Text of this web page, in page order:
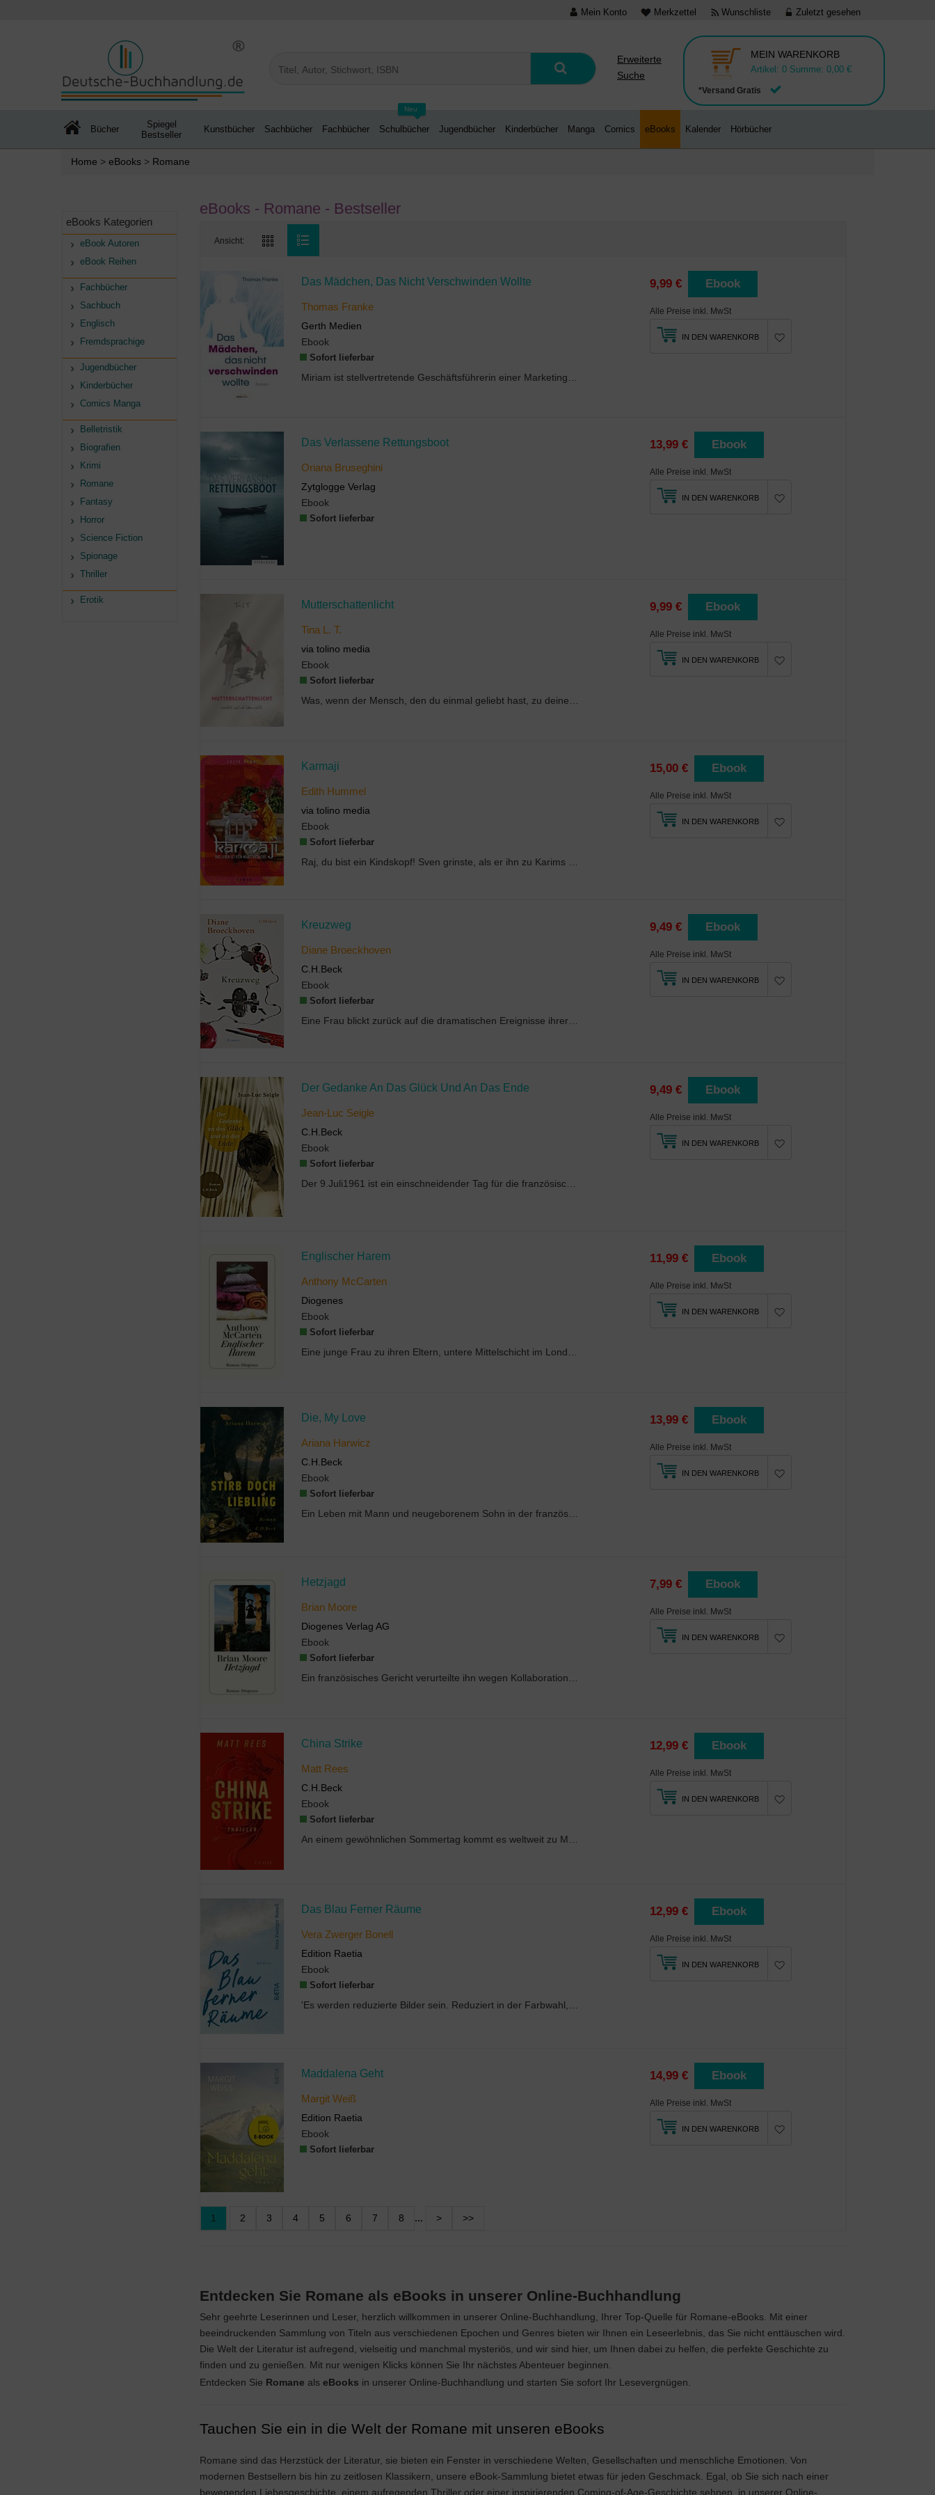
Mein Konto Merkzettel Wunschliste Zuletzt gesehen
Erweiterte
Suche
*Versand Gratis
MEIN WARENKORB
Artikel: 0 Summe: 0,00 €
Bücher
Spiegel
Bestseller
Kunstbücher Sachbücher Fachbücher
Neu
Schulbücher Jugendbücher Kinderbücher Manga Comics eBooks Kalender Hörbücher
Home > eBooks > Romane
eBooks Kategorien
eBook Autoren
eBook Reihen
Fachbücher
Sachbuch
Englisch
Fremdsprachige
Jugendbücher
Kinderbücher
Comics Manga
Belletristik
Biografien
Krimi
Romane
Fantasy
Horror
Science Fiction
Spionage
Thriller
Erotik
eBooks - Romane - Bestseller
Ansicht:
Das Mädchen, Das Nicht Verschwinden Wollte
Thomas Franke
Gerth Medien
Ebook
Sofort lieferbar
9,99 € Ebook
Alle Preise inkl. MwSt
IN DEN WARENKORB
Das Verlassene Rettungsboot
Oriana Bruseghini
Zytglogge Verlag
Ebook
Sofort lieferbar
13,99 € Ebook
Alle Preise inkl. MwSt
IN DEN WARENKORB
Mutterschattenlicht
Tina L. T.
via tolino media
Ebook
Sofort lieferbar
9,99 € Ebook
Alle Preise inkl. MwSt
IN DEN WARENKORB
Karmaji
Edith Hummel
via tolino media
Ebook
Sofort lieferbar
15,00 € Ebook
Alle Preise inkl. MwSt
IN DEN WARENKORB
Kreuzweg
Diane Broeckhoven
C.H.Beck
Ebook
Sofort lieferbar
9,49 € Ebook
Alle Preise inkl. MwSt
IN DEN WARENKORB
Der Gedanke An Das Glück Und An Das Ende
Jean-Luc Seigle
C.H.Beck
Ebook
Sofort lieferbar
9,49 € Ebook
Alle Preise inkl. MwSt
IN DEN WARENKORB
Englischer Harem
Anthony McCarten
Diogenes
Ebook
Sofort lieferbar
11,99 € Ebook
Alle Preise inkl. MwSt
IN DEN WARENKORB
Die, My Love
Ariana Harwicz
C.H.Beck
Ebook
Sofort lieferbar
13,99 € Ebook
Alle Preise inkl. MwSt
IN DEN WARENKORB
Hetzjagd
Brian Moore
Diogenes Verlag AG
Ebook
Sofort lieferbar
7,99 € Ebook
Alle Preise inkl. MwSt
IN DEN WARENKORB
China Strike
Matt Rees
C.H.Beck
Ebook
Sofort lieferbar
12,99 € Ebook
Alle Preise inkl. MwSt
IN DEN WARENKORB
Das Blau Ferner Räume
Vera Zwerger Bonell
Edition Raetia
Ebook
Sofort lieferbar
12,99 € Ebook
Alle Preise inkl. MwSt
IN DEN WARENKORB
Maddalena Geht
Margit Weiß
Edition Raetia
Ebook
Sofort lieferbar
14,99 € Ebook
Alle Preise inkl. MwSt
IN DEN WARENKORB
1 2 3 4 5 6 7 8 ... > >>
Entdecken Sie Romane als eBooks in unserer Online-Buchhandlung
Sehr geehrte Leserinnen und Leser, herzlich willkommen in unserer Online-Buchhandlung, Ihrer Top-Quelle für Romane-eBooks. Mit einer
beeindruckenden Sammlung von Titeln aus verschiedenen Epochen und Genres bieten wir Ihnen ein Leseerlebnis, das Sie nicht enttäuschen wird.
Die Welt der Literatur ist aufregend, vielseitig und manchmal mysteriös, und wir sind hier, um Ihnen dabei zu helfen, die perfekte Geschichte zu
finden und zu genießen. Mit nur wenigen Klicks können Sie Ihr nächstes Abenteuer beginnen.
Entdecken Sie Romane als eBooks in unserer Online-Buchhandlung und starten Sie sofort Ihr Lesevergnügen.
Tauchen Sie ein in die Welt der Romane mit unseren eBooks
Romane sind das Herzstück der Literatur, sie bieten ein Fenster in verschiedene Welten, Gesellschaften und menschliche Emotionen. Von
modernen Bestsellern bis hin zu zeitlosen Klassikern, unsere eBook-Sammlung bietet etwas für jeden Geschmack. Egal, ob Sie sich nach einer
bewegenden Liebesgeschichte, einem aufregenden Thriller oder einer inspirierenden Coming-of-Age-Geschichte sehnen, in unserer Online-